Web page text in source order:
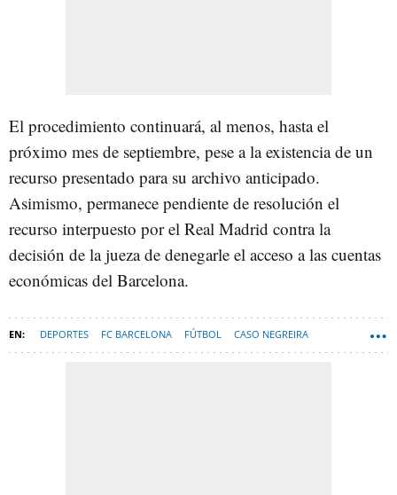
El procedimiento continuará, al menos, hasta el
próximo mes de septiembre, pese a la existencia de un
recurso presentado para su archivo anticipado.
Asimismo, permanece pendiente de resolución el
recurso interpuesto por el Real Madrid contra la
decisión de la jueza de denegarle el acceso a las cuentas
económicas del Barcelona.
DEPORTES FC BARCELONA FÚTBOL CASO NEGREIRA